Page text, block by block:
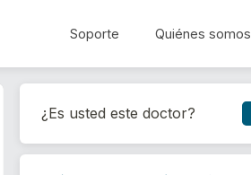
Soporte Quiénes somos
¿Es usted este doctor?